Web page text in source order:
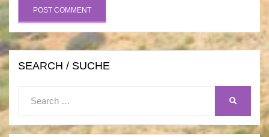
SEARCH / SUCHE
SEARCH